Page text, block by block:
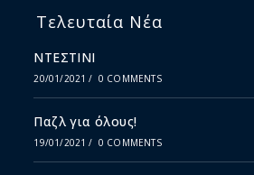
Τελευταία Νέα
ΝΤΕΣΤΙΝΙ
20/01/2021 / 0 COMMENTS
Παζλ για όλους!
19/01/2021 / 0 COMMENTS